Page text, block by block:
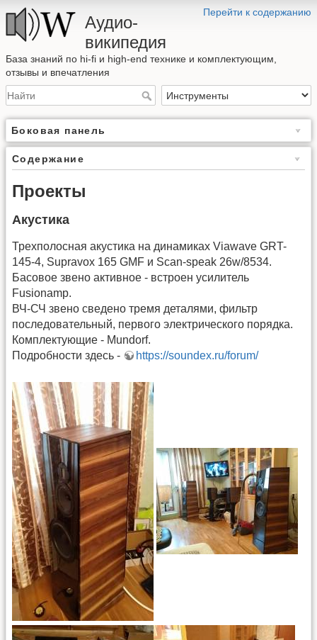
Перейти к содержанию
Аудио-
википедия
База знаний по hi-fi и high-end технике и комплектующим,
отзывы и впечатления
Боковая панель
Содержание
Проекты
Акустика
Трехполосная акустика на динамиках Viawave GRT-
145-4, Supravox 165 GMF и Scan-speak 26w/8534.
Басовое звено активное - встроен усилитель
Fusionamp.
ВЧ-СЧ звено сведено тремя деталями, фильтр
последовательный, первого электрического порядка.
Комплектующие - Mundorf.
Подробности здесь -
https://soundex.ru/forum/